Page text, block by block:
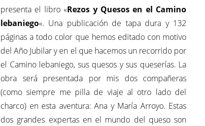
presenta el libro «Rezos y Quesos en el Camino
lebaniego«. Una publicación de tapa dura y 132
páginas a todo color que hemos editado con motivo
del Año Jubilar y en el que hacemos un recorrido por
el Camino lebaniego, sus quesos y sus queserías. La
obra será presentada por mis dos compañeras
(como siempre me pilla de viaje al otro lado del
charco) en esta aventura: Ana y María Arroyo. Estas
dos grandes expertas en el mundo del queso son